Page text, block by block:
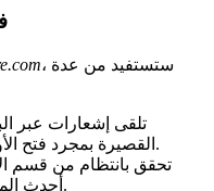
، ستستفيد من عدة
تلقى إشعارات عبر
القصيرة بمجرد فتح الأوقات التي تتناسب مع احتياجاتك.
تحقق بانتظام من قسم
أحدث المعلومات حول خدمات المحافظة.